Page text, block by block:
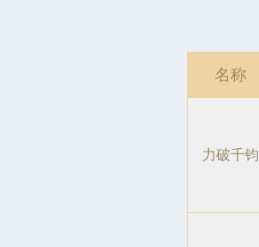
名称
力破千钧